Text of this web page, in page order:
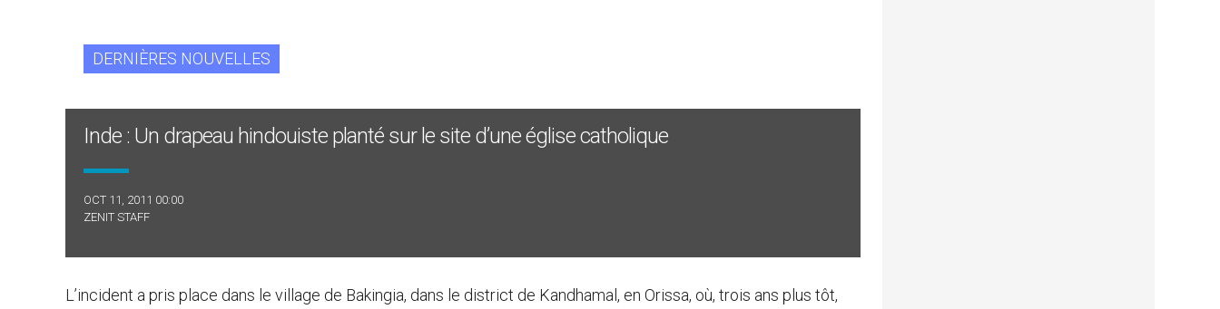
DERNIÈRES NOUVELLES
Inde : Un drapeau hindouiste planté sur le site d’une église catholique
OCT 11, 2011 00:00
ZENIT STAFF
L’incident a pris place dans le village de Bakingia, dans le district de Kandhamal, en Orissa, où, trois ans plus tôt,